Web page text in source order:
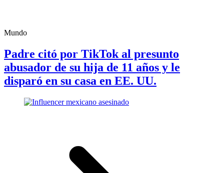
Mundo
Padre citó por TikTok al presunto
abusador de su hija de 11 años y le
disparó en su casa en EE. UU.